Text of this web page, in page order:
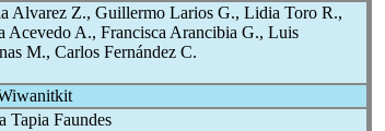
Alvarez Z., Guillermo Larios G., Lidia Toro R.,
Acevedo A., Francisca Arancibia G., Luis
M., Carlos Fernández C.
Tapia Faundes